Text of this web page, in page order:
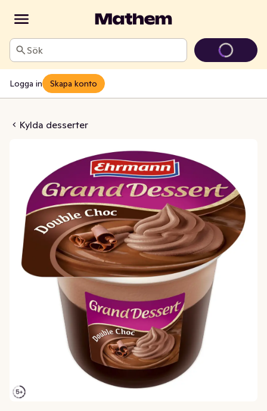
Sök
Logga in Skapa konto
Kylda desserter
Chokladpudding